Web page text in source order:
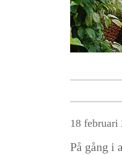
18 februari
På gång i